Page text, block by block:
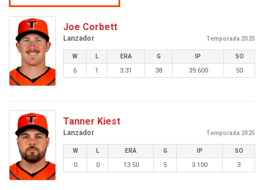
Joe Corbett
Lanzador Temporada 2025
W L ERA G IP SO
6 1 3.31 38 39.600 50
Tanner Kiest
Lanzador Temporada 2025
W L ERA G IP SO
0 0 13.50 5 3.100 3